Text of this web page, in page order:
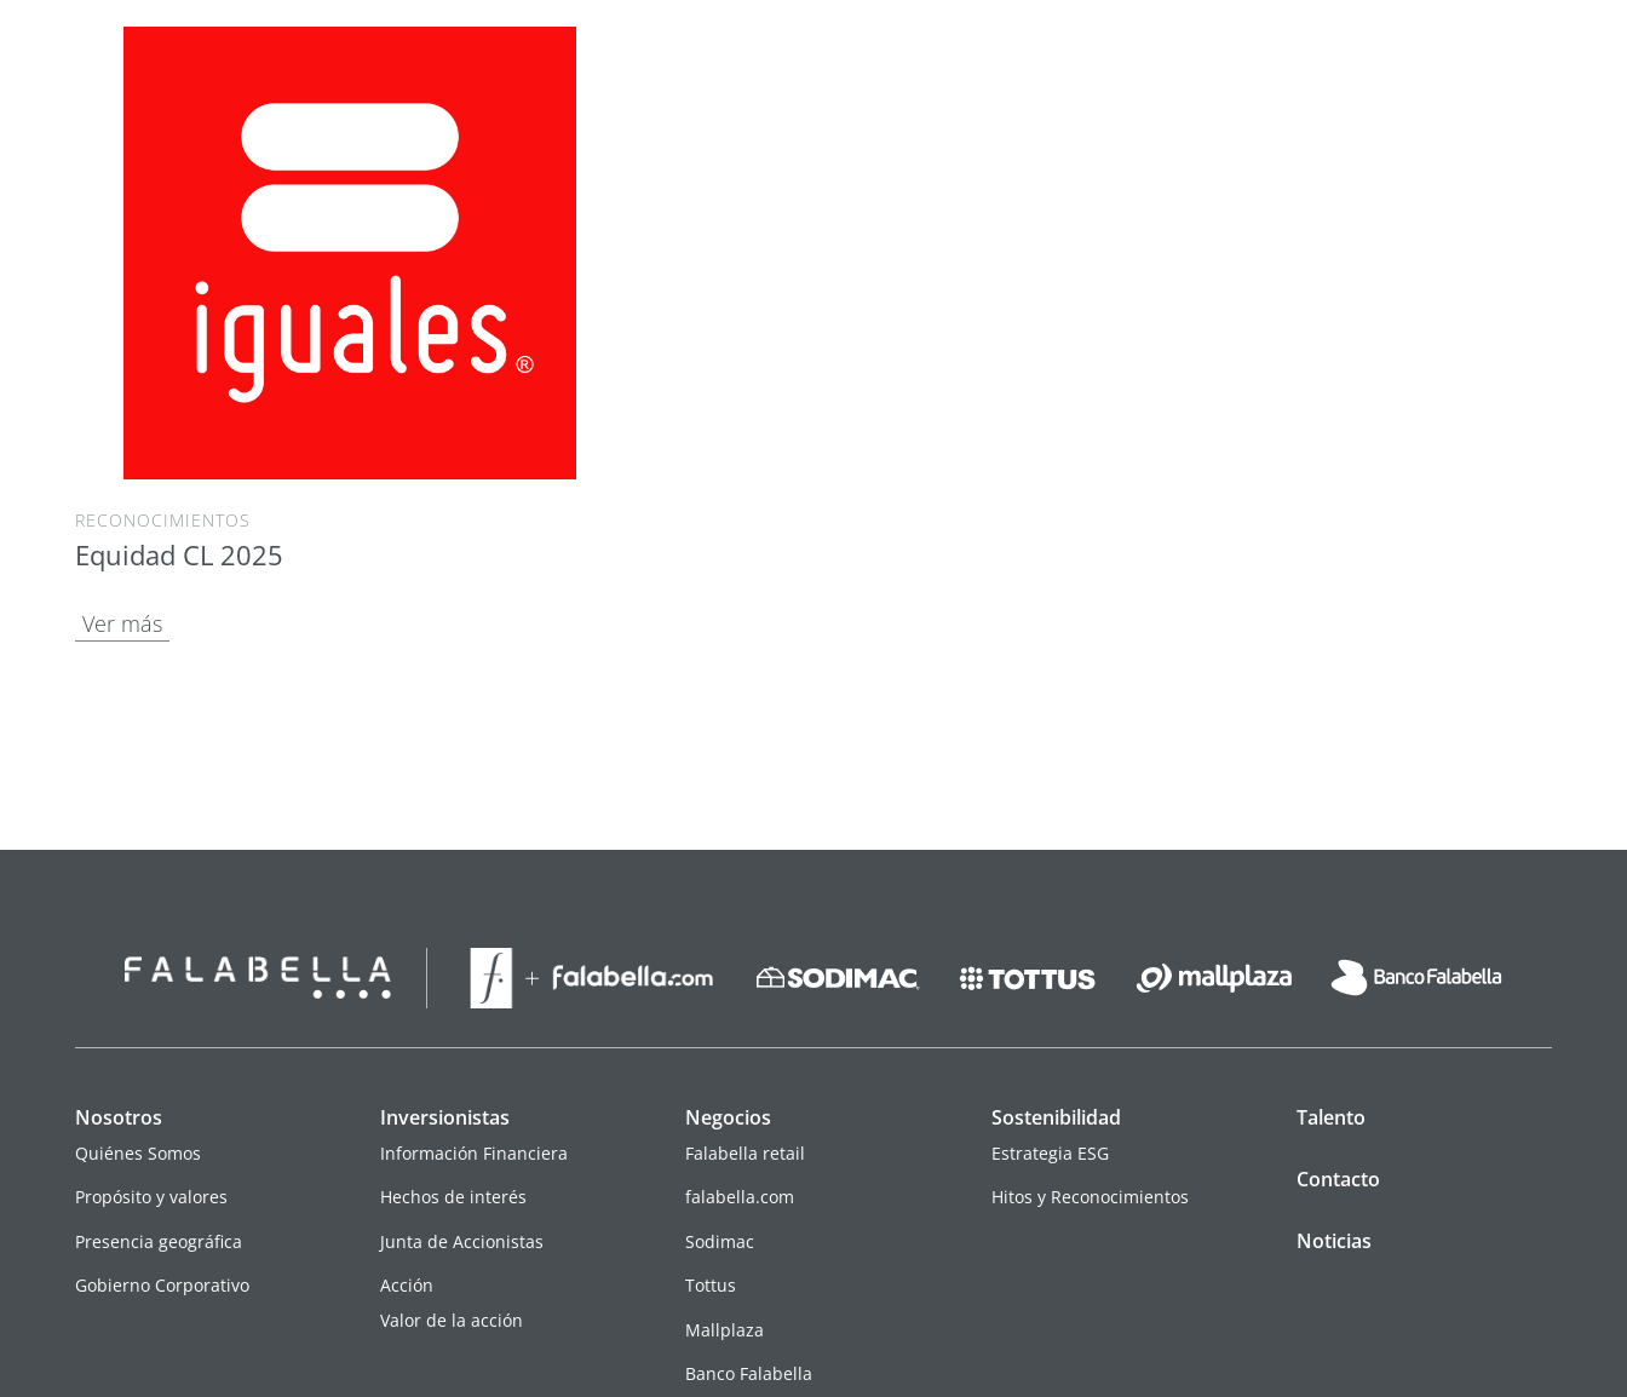
RECONOCIMIENTOS
Equidad CL 2025
Ver más
Nosotros
Quiénes Somos
Propósito y valores
Presencia geográfica
Gobierno Corporativo
Inversionistas
Información Financiera
Hechos de interés
Junta de Accionistas
Acción
Valor de la acción
Negocios
Falabella retail
falabella.com
Sodimac
Tottus
Mallplaza
Banco Falabella
Sostenibilidad
Estrategia ESG
Hitos y Reconocimientos
Talento
Contacto
Noticias